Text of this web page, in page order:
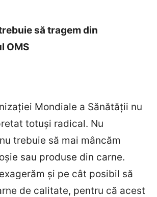
să tragem din
OMS
Mondiale a Sănătății nu
totuși radical. Nu
trebuie să mai mâncăm
sau produse din carne.
și pe cât posibil să
de calitate, pentru că acest